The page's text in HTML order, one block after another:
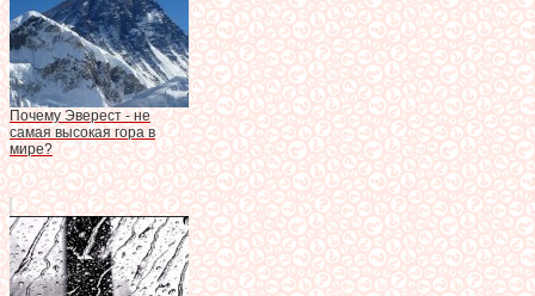
Почему Эверест - не
самая высокая гора в
мире?